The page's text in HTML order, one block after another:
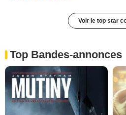
Voir le top star
Top Bandes-annonces